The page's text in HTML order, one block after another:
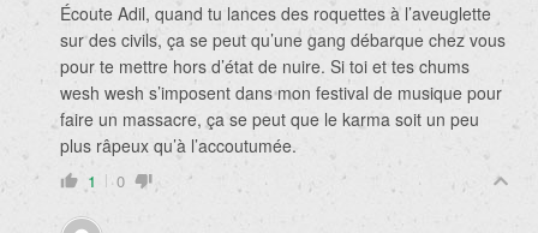
Écoute Adil, quand tu lances des roquettes à l’aveuglette
sur des civils, ça se peut qu’une gang débarque chez vous
pour te mettre hors d’état de nuire. Si toi et tes chums
wesh wesh s’imposent dans mon festival de musique pour
faire un massacre, ça se peut que le karma soit un peu
plus râpeux qu’à l’accoutumée.
1 0